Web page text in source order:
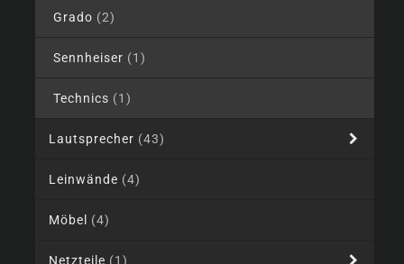
Grado (2)
Sennheiser (1)
Technics (1)
Lautsprecher (43)
Leinwände (4)
Möbel (4)
Netzteile (1)